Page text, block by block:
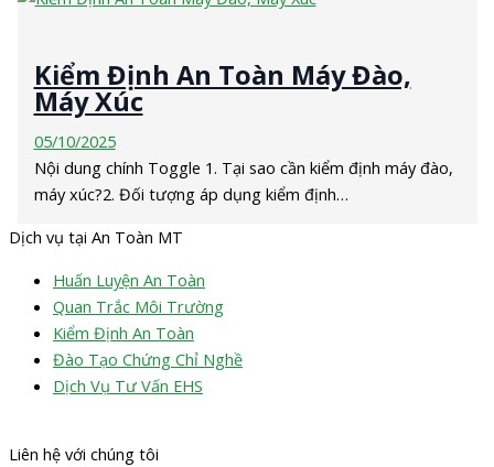
Kiểm Định An Toàn Máy Đào,
Máy Xúc
05/10/2025
Nội dung chính Toggle 1. Tại sao cần kiểm định máy đào,
máy xúc?2. Đối tượng áp dụng kiểm định…
Dịch vụ tại An Toàn MT
Huấn Luyện An Toàn
Quan Trắc Môi Trường
Kiểm Định An Toàn
Đào Tạo Chứng Chỉ Nghề
Dịch Vụ Tư Vấn EHS
Liên hệ với chúng tôi